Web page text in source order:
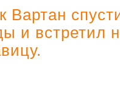
Вартан
и встретил